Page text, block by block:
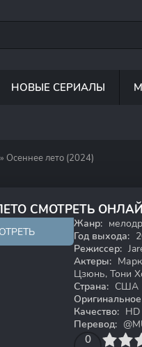
НОВЫЕ СЕРИАЛЫ
» Осеннее лето (2024)
СМОТРЕТЬ
Жанр:
Год выхода:
Режиссер:
Актеры:
Цзюнь, Тони
Страна: США
Качество:
Перевод:
0
4 6 7